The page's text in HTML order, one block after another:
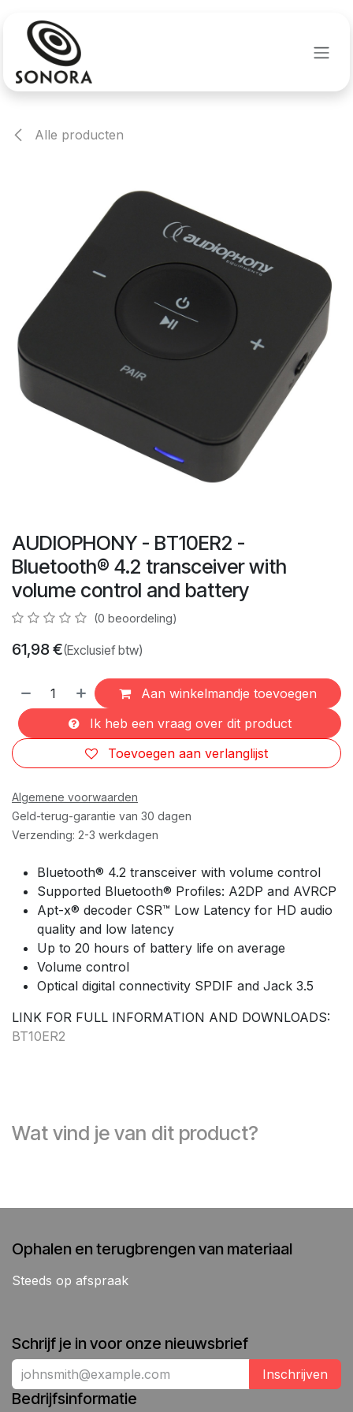
Alle producten
AUDIOPHONY - BT10ER2 -
Bluetooth® 4.2 transceiver with
volume control and battery
(0 beoordeling)
61,98€(Exclusief btw)
Aan winkelmandje toevoegen
Ik heb een vraag over dit product
Toevoegen aan verlanglijst
Algemene voorwaarden
Geld-terug-garantie van 30 dagen
Verzending: 2-3 werkdagen
Bluetooth® 4.2 transceiver with volume control
Supported Bluetooth® Profiles: A2DP and AVRCP
Apt-x® decoder CSR™ Low Latency for HD audio
quality and low latency
Up to 20 hours of battery life on average
Volume control
Optical digital connectivity SPDIF and Jack 3.5
LINK FOR FULL INFORMATION AND DOWNLOADS:
BT10ER2
Wat vind je van dit product?
Ophalen en terugbrengen van materiaal
Steeds op afspraak
Schrijf je in voor onze nieuwsbrief
Inschrijven
Bedrijfsinformatie